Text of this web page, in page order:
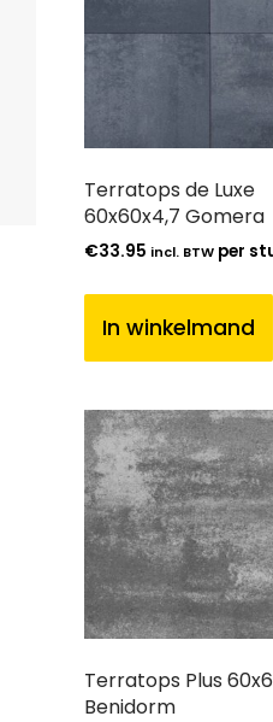
Terratops de Luxe
60x60x4,7 Gomera
€33.95 incl. BTW per
In winkelmand
Terratops Plus
Benidorm